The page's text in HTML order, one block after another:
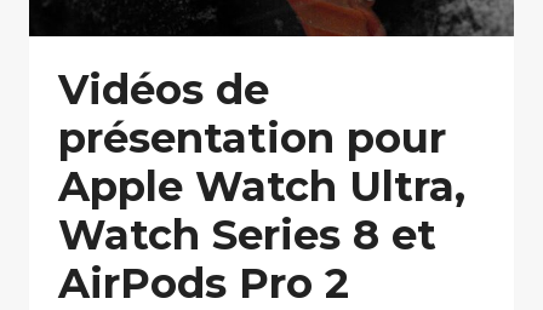
Vidéos de
présentation pour
Apple Watch Ultra,
Watch Series 8 et
AirPods Pro 2